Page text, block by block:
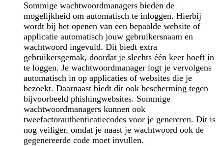
Sommige wachtwoordmanagers bieden de
mogelijkheid om automatisch te inloggen. Hierbij
wordt bij het openen van een bepaalde website of
applicatie automatisch jouw gebruikersnaam en
wachtwoord ingevuld. Dit biedt extra
gebruikersgemak, doordat je slechts één keer hoeft in
te loggen. Je wachtwoordmanager logt je vervolgens
automatisch in op applicaties of websites die je
bezoekt. Daarnaast biedt dit ook bescherming tegen
bijvoorbeeld phishingwebsites. Sommige
wachtwoordmanagers kunnen ook
tweefactorauthenticatiecodes voor je genereren. Dit is
nog veiliger, omdat je naast je wachtwoord ook de
gegenereerde code moet invullen.